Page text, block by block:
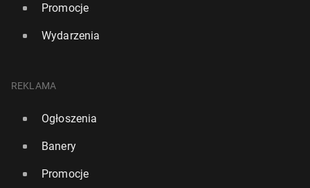
Promocje
Wydarzenia
REKLAMA
Ogłoszenia
Banery
Promocje